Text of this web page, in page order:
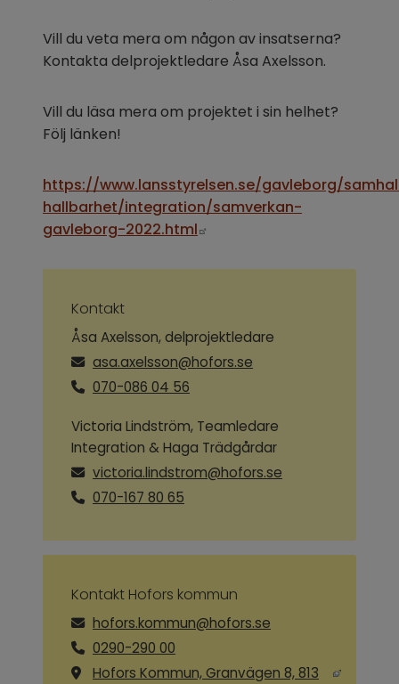
Vill du veta mera om någon av insatserna?
Kontakta delprojektledare Åsa Axelsson.
Vill du läsa mera om projektet i sin helhet?
Följ länken!
https://www.lansstyrelsen.se/gavleborg/
hallbarhet/integration/samverkan-
gavleborg-2022.html
Kontakt
Åsa Axelsson, delprojektledare
asa.axelsson@hofors.se
070-086 04 56
Victoria Lindström, Teamledare
Integration & Haga Trädgårdar
victoria.lindstrom@hofors.se
070-167 80 65
Kontakt Hofors kommun
hofors.kommun@hofors.se
0290-290 00
Hofors Kommun, Granvägen 8, 813